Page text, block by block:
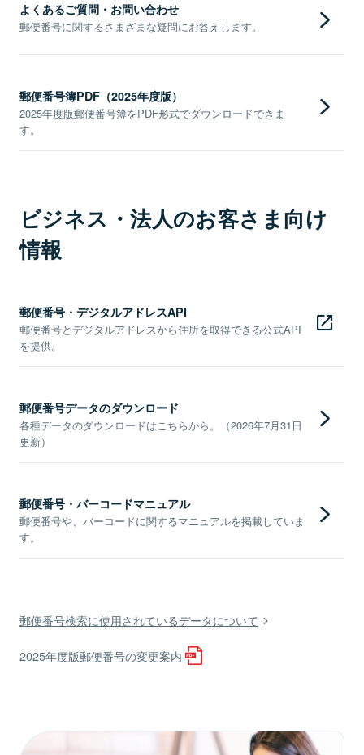
よくあるご質問・お問い合わせ
郵便番号に関するさまざまな疑問にお答えします。
郵便番号簿PDF（2025年度版）
2025年度版郵便番号簿をPDF形式でダウンロードできま
す。
ビジネス・法人のお客さま向け
情報
郵便番号・デジタルアドレスAPI
郵便番号とデジタルアドレスから住所を取得できる公式API
を提供。
郵便番号データのダウンロード
各種データのダウンロードはこちらから。（2026年7月31日
更新）
郵便番号・バーコードマニュアル
郵便番号や、バーコードに関するマニュアルを掲載していま
す。
郵便番号検索に使用されているデータについて
2025年度版郵便番号の変更案内